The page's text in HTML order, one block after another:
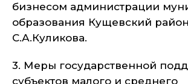
бизнесом администрации
образования Кущевский район
С.А.Куликова.
3. Меры государственной
субъектов малого и среднего